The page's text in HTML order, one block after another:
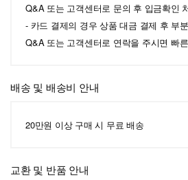
Q&A 또는 고객센터로 문의 후 입금확인
- 카드 결제의 경우 상품 대금 결제 후 부
Q&A 또는 고객센터로 연락을 주시면 빠
배송 및 배송비 안내
20만원 이상 구매 시 무료 배송
교환 및 반품 안내